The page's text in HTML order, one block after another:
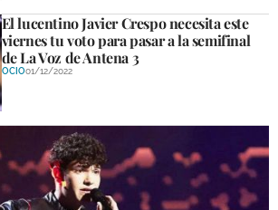
El lucentino Javier Crespo necesita este
viernes tu voto para pasar a la semifinal
de La Voz de Antena 3
OCIO01/12/2022